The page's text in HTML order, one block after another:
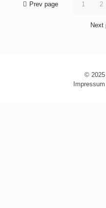
Prev page 1 2
Next
© 2025
Impressum